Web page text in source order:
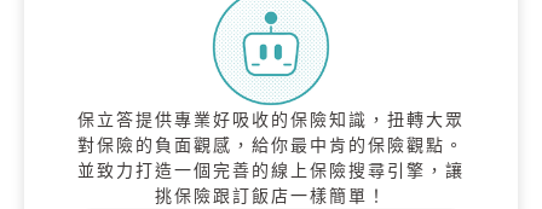
保立答提供專業好吸收的保險知識，扭轉大眾
對保險的負面觀感，給你最中肯的保險觀點。
並致力打造一個完善的線上保險搜尋引擎，讓
挑保險跟訂飯店一樣簡單！